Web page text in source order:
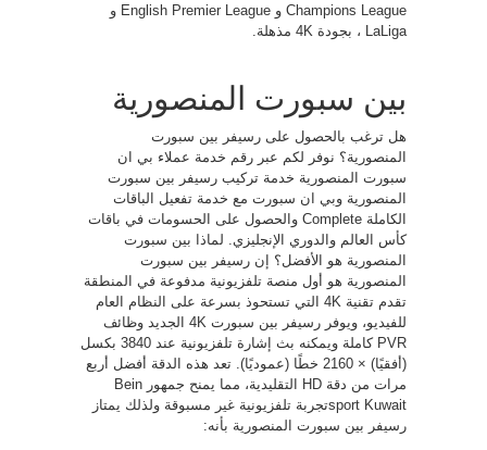
Champions League و English Premier League و
LaLiga ، بجودة 4K مذهلة.
بين سبورت المنصورية
هل ترغب بالحصول على رسيفر بين سبورت
المنصورية؟ نوفر لكم عبر رقم خدمة عملاء بي ان
سبورت المنصورية خدمة تركيب رسيفر بين سبورت
المنصورية وبي ان سبورت مع خدمة تفعيل الباقات
الكاملة Complete والحصول على الحسومات في باقات
كأس العالم والدوري الإنجليزي. لماذا بين سبورت
المنصورية هو الأفضل؟ إن رسيفر بين سبورت
المنصورية هو أول منصة تلفزيونية مدفوعة في المنطقة
تقدم تقنية 4K التي تستحوذ بسرعة على النظام العام
للفيديو، ويوفر رسيفر بين سبورت 4K الجديد وظائف
PVR كاملة ويمكنه بث إشارة تلفزيونية عند 3840 بكسل
(أفقيًا) × 2160 خطًا (عموديًا). تعد هذه الدقة أفضل أربع
مرات من دقة HD التقليدية، مما يمنح جمهور Bein
sport Kuwaitتجربة تلفزيونية غير مسبوقة ولذلك يمتاز
رسيفر بين سبورت المنصورية بأنه: